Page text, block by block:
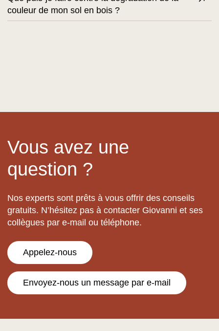
couleur de mon sol en bois ?
Vous avez une
question ?
Nos experts sont prêts à vous offrir des conseils
gratuits. N’hésitez pas à contacter Giovanni et ses
collègues par e-mail ou téléphone.
Appelez-nous
Envoyez-nous un message par e-mail